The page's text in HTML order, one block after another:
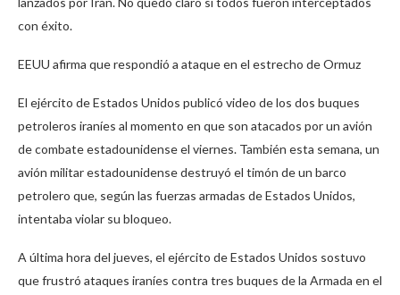
con éxito.
EEUU afirma que respondió a ataque en el estrecho de Ormuz
El ejército de Estados Unidos publicó video de los dos buques
petroleros iraníes al momento en que son atacados por un avión
de combate estadounidense el viernes. También esta semana, un
avión militar estadounidense destruyó el timón de un barco
petrolero que, según las fuerzas armadas de Estados Unidos,
intentaba violar su bloqueo.
A última hora del jueves, el ejército de Estados Unidos sostuvo
que frustró ataques iraníes contra tres buques de la Armada en el